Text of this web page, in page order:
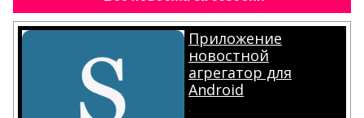
Приложение
новостной
агрегатор для
Android
.